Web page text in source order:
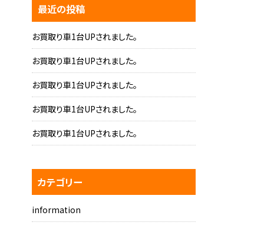
最近の投稿
お買取り車1台UPされました。
お買取り車1台UPされました。
お買取り車1台UPされました。
お買取り車1台UPされました。
お買取り車1台UPされました。
カテゴリー
information